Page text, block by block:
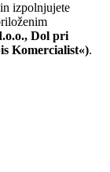
izpolnjujete
Dol pri
Komercialist«).